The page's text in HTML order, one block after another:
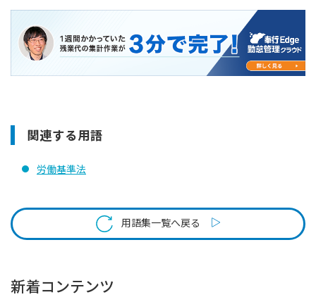
関連する用語
労働基準法
用語集一覧へ戻る
新着コンテンツ